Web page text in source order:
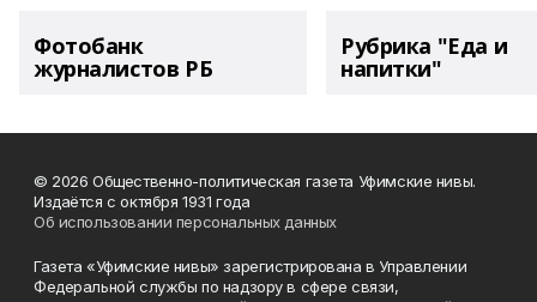
Фотобанк
журналистов РБ
Рубрика "Еда и
напитки"
© 2026 Общественно-политическая газета Уфимские нивы.
Издаётся с октября 1931 года
Об использовании персональных данных
Газета «Уфимские нивы» зарегистрирована в Управлении
Федеральной службы по надзору в сфере связи,